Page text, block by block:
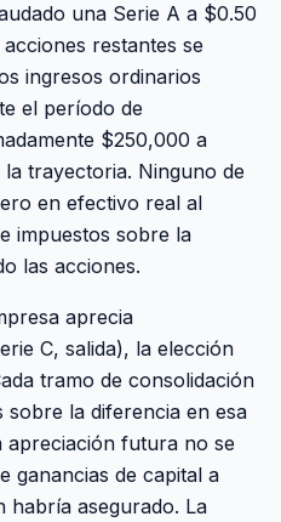
una Serie A a $0.50
restantes se
ingresos ordinarios
el período de
$250,000 a
trayectoria. Ninguno de
en efectivo real al
impuestos sobre la
las acciones.
aprecia
C, salida), la elección
tramo de consolidación
sobre la diferencia en esa
apreciación futura no se
ganancias de capital a
habría asegurado. La